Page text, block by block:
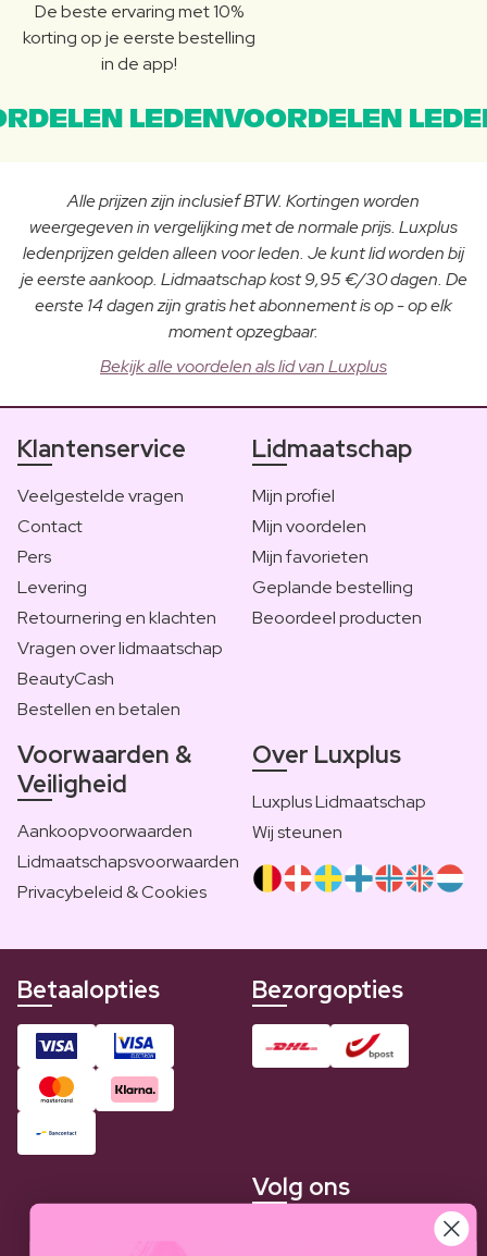
De beste ervaring met 10%
korting op je eerste bestelling
in de app!
LEDENVOORDELEN
Alle prijzen zijn inclusief BTW. Kortingen worden
weergegeven in vergelijking met de normale prijs. Luxplus
ledenprijzen gelden alleen voor leden. Je kunt lid worden bij
je eerste aankoop. Lidmaatschap kost 9,95 €/30 dagen. De
eerste 14 dagen zijn gratis het abonnement is op - op elk
moment opzegbaar.
Bekijk alle voordelen als lid van Luxplus
Klantenservice
Veelgestelde vragen
Contact
Pers
Levering
Retournering en klachten
Vragen over lidmaatschap
BeautyCash
Bestellen en betalen
Lidmaatschap
Mijn profiel
Mijn voordelen
Mijn favorieten
Geplande bestelling
Beoordeel producten
Voorwaarden &
Veiligheid
Aankoopvoorwaarden
Lidmaatschapsvoorwaarden
Privacybeleid & Cookies
Over Luxplus
Luxplus Lidmaatschap
Wij steunen
Betaalopties Bezorgopties
Volg ons